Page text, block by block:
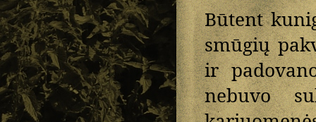
Būtent
smūgių
ir
nebuvo